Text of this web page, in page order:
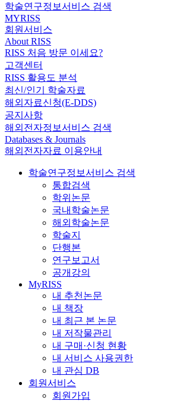
학술연구정보서비스 검색
MYRISS
회원서비스
About RISS
RISS 처음 방문 이세요?
고객센터
RISS 활용도 분석
최신/인기 학술자료
해외자료신청(E-DDS)
공지사항
해외전자정보서비스 검색
Databases & Journals
해외전자자료 이용안내
학술연구정보서비스 검색
통합검색
학위논문
국내학술논문
해외학술논문
학술지
단행본
연구보고서
공개강의
MyRISS
내 추천논문
내 책장
내 최근 본 논문
내 저작물관리
내 구매·신청 현황
내 서비스 사용권한
내 관심 DB
회원서비스
회원가입